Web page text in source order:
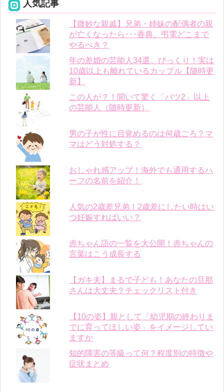
人気記事
【微妙な親戚】兄弟・姉妹の配偶者の親
が亡くなったら･･･香典、弔電どこまで
やるべき？
年の差婚の芸能人34選。びっくり！実は
10歳以上も離れているカップル【随時更
新】
この人が？！聞いて驚く「バツ2」以上
の芸能人（随時更新）
男の子が性に目覚めるのは何歳ごろ？マ
マはどう対処する？
おしゃれ感アップ！海外でも通用するハ
ーフの名前を紹介！
人気の2歳差兄弟！2歳差にしたい時はい
つ妊娠すればいい？
赤ちゃん語の一覧を大公開！赤ちゃんの
言葉はこう成長する
【ガキ夫】まるで子ども！あなたの旦那
さんは大丈夫？チェックリスト付き
【10の姿】親として「幼児期の終わりま
でに育ってほしい姿」をイメージしてい
ますか
知的障害の等級って何？程度別の特徴や
症状まとめ